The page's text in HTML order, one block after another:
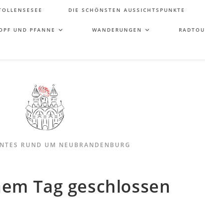
DIE SCHÖNSTEN AUSSICHTSPUNKTE
UND PFANNE WANDERUNGEN
RUND UM NEUBRANDENBURG
Tag geschlossen